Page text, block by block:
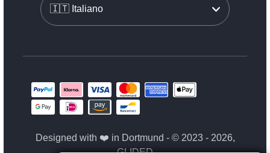
Designed with ❤️ in Dortmund - © 2023 - 2026,